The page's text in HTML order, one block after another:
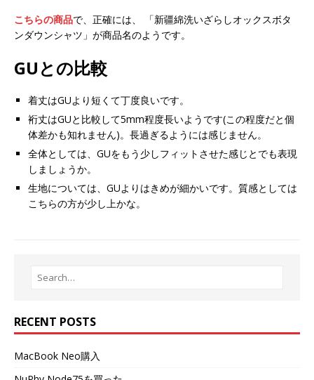
こちらの商品で、正確には、 「新疆綿洗いざらしオックスボタ
ンダウンシャツ」が商品名のようです。
GUとの比較
着丈はGUより短くて丁度良いです。
裄丈はGUと比較して5mm程度長いようです(この程度だと個
体差かも知れません)。長過ぎるようには感じません。
全体としては、GUをもう少しフィットさせた感じとでも表現
しましょうか。
生地については、GUよりはきめが細かいです。質感としては
こちらの方が少し上かな。
RECENT POSTS
MacBook Neo購入